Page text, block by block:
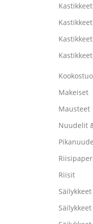
Makeiset
Mausteet
Nuudelit
Riisit
Säilykkeet